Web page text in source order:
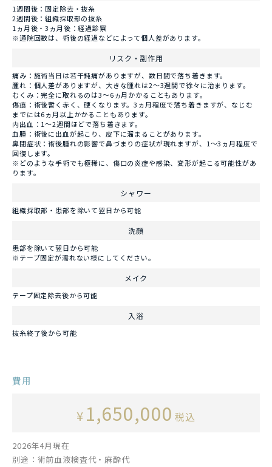
1週間後：固定除去・抜糸
2週間後：組織採取部の抜糸
1ヵ月後・3ヵ月後：経過診察
※通院回数は、術後の経過などによって個人差があります。
リスク・副作用
痛み：施術当日は若干鈍痛がありますが、数日間で落ち着きます。
腫れ：個人差がありますが、大きな腫れは2～3週間で徐々に治まります。
むくみ：完全に取れるのは3～6ヵ月かかることもあります。
傷痕：術後暫く赤く、硬くなります。3ヵ月程度で落ち着きますが、なじむ
までには6ヵ月以上かかることもあります。
内出血：1～2週間ほどで落ち着きます。
血腫：術後に出血が起こり、皮下に溜まることがあります。
鼻閉症状：術後腫れの影響で鼻づまりの症状が現れますが、1～3ヵ月程度で
回復します。
※どのような手術でも極稀に、傷口の炎症や感染、変形が起こる可能性があ
ります。
シャワー
組織採取部・患部を除いて翌日から可能
洗顔
患部を除いて翌日から可能
※テープ固定が濡れない様にしてください。
メイク
テープ固定除去後から可能
入浴
抜糸終了後から可能
費用
¥ 1,650,000 税込
2026年4月現在
別途：術前血液検査代・麻酔代